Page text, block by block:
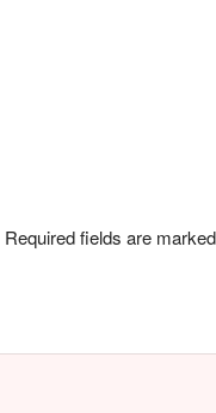
Required fields are marked